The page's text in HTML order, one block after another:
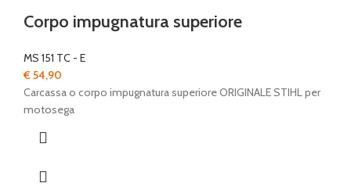
Corpo impugnatura superiore
MS 151 TC - E
€54,90
Carcassa o corpo impugnatura superiore ORIGINALE STIHL per
motosega